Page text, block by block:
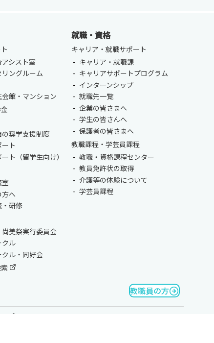
総合認証基盤システム（要ログイン）
シスト室
ングルーム
館・マンション
奨学支援制度
ト
ト（留学生向け）
室
へ
研修
美祭実行委員会
クル
クル・同好会
就職・資格
キャリア・就職サポート
キャリア・就職課
キャリアサポートプログラム
インターンシップ
就職先一覧
企業の皆さまへ
学生の皆さんへ
保護者の皆さまへ
教職課程・学芸員課程
教職・資格課程センター
教員免許状の取得
介護等の体験について
学芸員課程
教職員の方
プ